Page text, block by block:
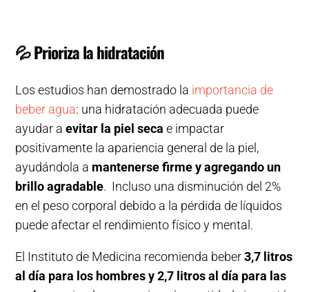
💦Prioriza la hidratación
Los estudios han demostrado la importancia de
beber agua: una hidratación adecuada puede
ayudar aevitar la piel seca e impactar
positivamente la apariencia general de la piel,
ayudándola a mantenerse firme y agregando un
brillo agradable. Incluso una disminución del 2%
en el peso corporal debido a la pérdida de líquidos
puede afectar el rendimiento físico y mental.
El Instituto de Medicina recomienda beber3,7 litros
al día para los hombres y 2,7 ​​litros al día para las